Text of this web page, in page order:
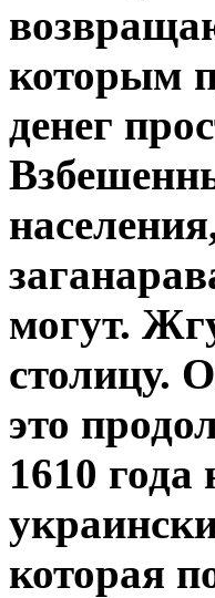
которым
денег
могут.
столицу.
это
1610
которая